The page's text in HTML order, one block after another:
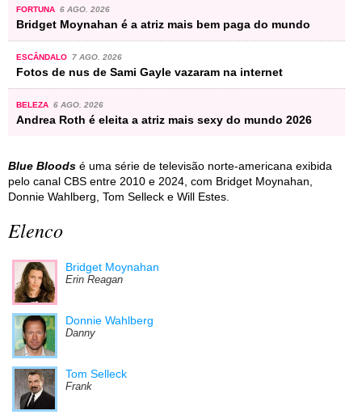
FORTUNA 6 AGO. 2026
Bridget Moynahan é a atriz mais bem paga do mundo
ESCÂNDALO 7 AGO. 2026
Fotos de nus de Sami Gayle vazaram na internet
BELEZA 6 AGO. 2026
Andrea Roth é eleita a atriz mais sexy do mundo 2026
Blue Bloods é uma série de televisão norte-americana exibida
pelo canal CBS entre 2010 e 2024, com Bridget Moynahan,
Donnie Wahlberg, Tom Selleck e Will Estes.
Elenco
Bridget Moynahan
Erin Reagan
Donnie Wahlberg
Danny
Tom Selleck
Frank